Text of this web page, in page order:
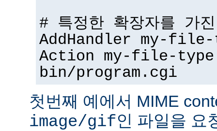
# 특정한 확장자를 가
AddHandler my-
Action my-file-
bin/program.cgi
첫번째 예에서 MIME
image/gif인 파일을 요